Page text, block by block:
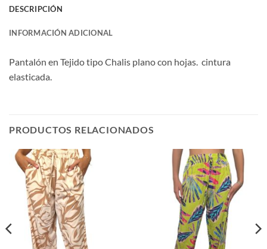
DESCRIPCIÓN
INFORMACIÓN ADICIONAL
Pantalón en Tejido tipo Chalis plano con hojas. cintura
elasticada.
PRODUCTOS RELACIONADOS